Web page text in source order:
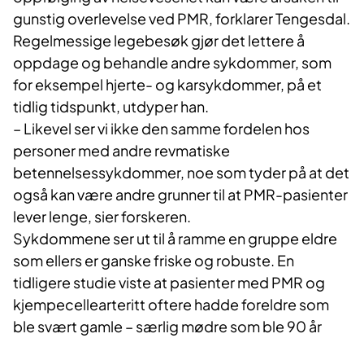
gunstig overlevelse ved PMR, forklarer Tengesdal.
Regelmessige legebesøk gjør det lettere å
oppdage og behandle andre sykdommer, som
for eksempel hjerte- og karsykdommer, på et
tidlig tidspunkt, utdyper han.
– Likevel ser vi ikke den samme fordelen hos
personer med andre revmatiske
betennelsessykdommer, noe som tyder på at det
også kan være andre grunner til at PMR-pasienter
lever lenge, sier forskeren.
Sykdommene ser ut til å ramme en gruppe eldre
som ellers er ganske friske og robuste. En
tidligere studie viste at pasienter med PMR og
kjempecellearteritt oftere hadde foreldre som
ble svært gamle – særlig mødre som ble 90 år